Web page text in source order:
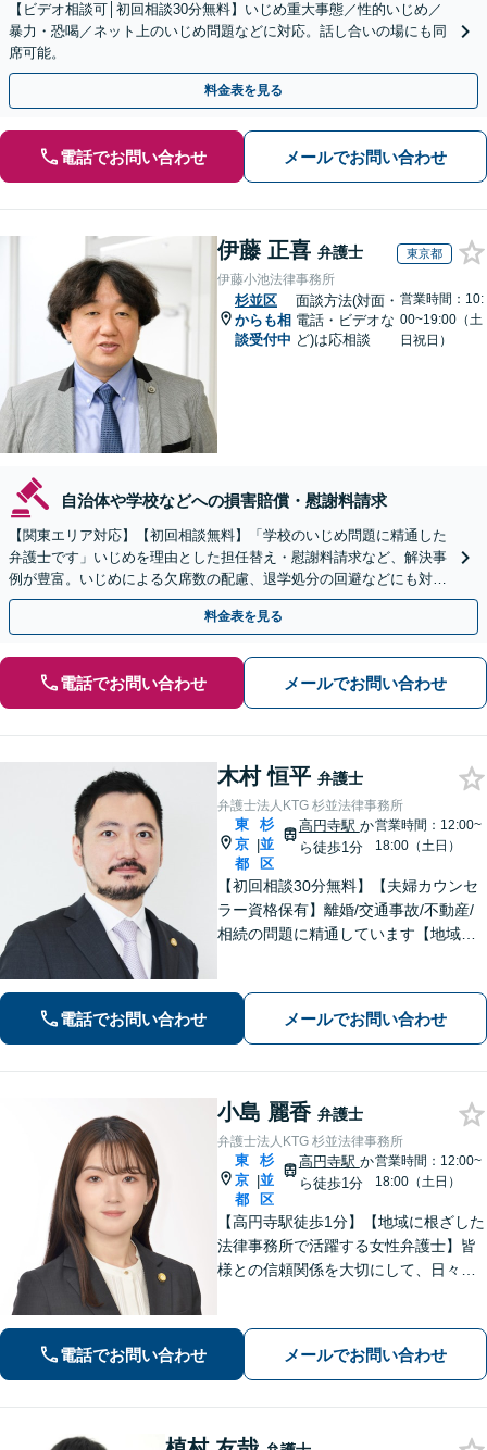
【ビデオ相談可│初回相談30分無料】いじめ重大事態／性的いじめ／
暴力・恐喝／ネット上のいじめ問題などに対応。話し合いの場にも同
席可能。
料金表を見る
電話でお問い合わせ メールでお問い合わせ
伊藤 正喜 弁護士 東京都
伊藤小池法律事務所
杉並区
からも相
談受付中
面談方法(対面・
電話・ビデオな
ど)は応相談
営業時間：10:
00~19:00（土
日祝日）
自治体や学校などへの損害賠償・慰謝料請求
【関東エリア対応】【初回相談無料】「学校のいじめ問題に精通した
弁護士です」いじめを理由とした担任替え・慰謝料請求など、解決事
例が豊富。いじめによる欠席数の配慮、退学処分の回避などにも対応
可能です【夜間・休日相談可】【完全個室】
料金表を見る
電話でお問い合わせ メールでお問い合わせ
木村 恒平 弁護士
弁護士法人KTG 杉並法律事務所
東
京
都
|
杉
並
区
高円寺駅 か
ら徒歩1分
営業時間：12:00~
18:00（土日）
【初回相談30分無料】【夫婦カウンセ
ラー資格保有】離婚/交通事故/不動産/
相続の問題に精通しています【地域に
指し、日々邁進しております【夜間・
土日相談可】
電話でお問い合わせ メールでお問い合わせ
小島 麗香 弁護士
弁護士法人KTG 杉並法律事務所
東
京
都
|
杉
並
区
高円寺駅 か
ら徒歩1分
営業時間：12:00~
18:00（土日）
【高円寺駅徒歩1分】【地域に根ざした
法律事務所で活躍する女性弁護士】皆
様との信頼関係を大切にして、日々業
ましたら、お気軽にご相談ください。
電話でお問い合わせ メールでお問い合わせ